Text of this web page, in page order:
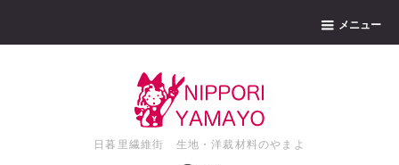
メニュー
日暮里繊維街 生地・洋裁材料のやまよ